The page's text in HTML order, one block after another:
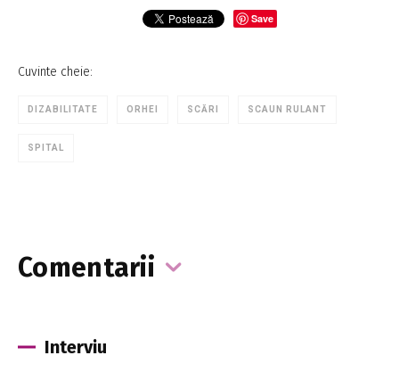
Save
Cuvinte cheie:
DIZABILITATE ORHEI SCĂRI SCAUN RULANT
SPITAL
Comentarii
Interviu